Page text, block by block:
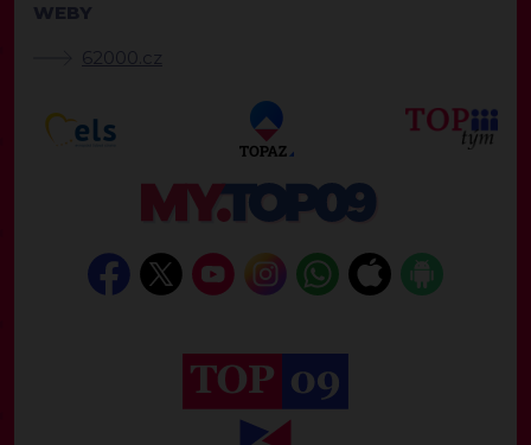
WEBY
62000.cz